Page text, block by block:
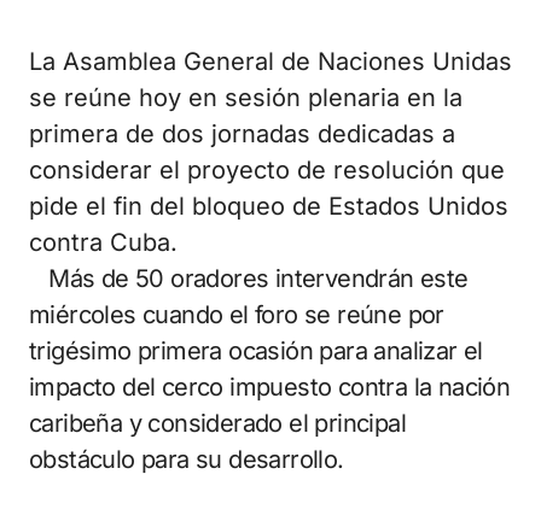
La Asamblea General de Naciones Unidas
se reúne hoy en sesión plenaria en la
primera de dos jornadas dedicadas a
considerar el proyecto de resolución que
pide el fin del bloqueo de Estados Unidos
contra Cuba.
Más de 50 oradores intervendrán este
miércoles cuando el foro se reúne por
trigésimo primera ocasión para analizar el
impacto del cerco impuesto contra la nación
caribeña y considerado el principal
obstáculo para su desarrollo.